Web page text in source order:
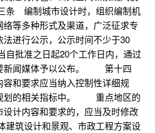
编制城市设计时，组织编制机
等多种形式及渠道，广泛征求专
进行公示，公示时间不少于30
批准之日起20个工作日内，通过
新闻媒体予以公布。 第十四
和要求应当纳入控制性详细规
划的相关指标中。 重点地区的
计内容和要求的，应当及时修改
设计和景观、市政工程方案设